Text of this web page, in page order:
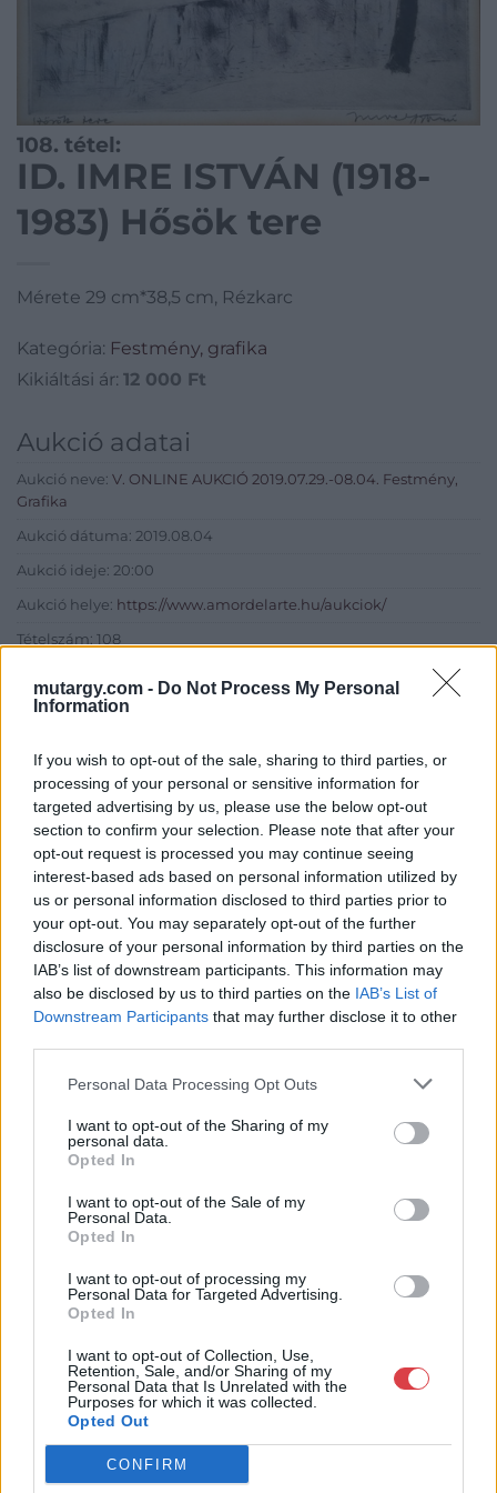
mutargy.com - Do Not Process My Personal
Information
If you wish to opt-out of the sale, sharing to third parties, or
processing of your personal or sensitive information for
targeted advertising by us, please use the below opt-out
section to confirm your selection. Please note that after your
opt-out request is processed you may continue seeing
interest-based ads based on personal information utilized by
us or personal information disclosed to third parties prior to
your opt-out. You may separately opt-out of the further
disclosure of your personal information by third parties on the
IAB’s list of downstream participants. This information may
also be disclosed by us to third parties on the IAB’s List of
Downstream Participants that may further disclose it to other
Personal Data Processing Opt Outs
I want to opt-out of the Sharing of my
personal data.
Opted In
I want to opt-out of the Sale of my
Personal Data.
Opted In
I want to opt-out of processing my
Personal Data for Targeted Advertising.
Opted In
I want to opt-out of Collection, Use,
Retention, Sale, and/or Sharing of my
Personal Data that Is Unrelated with the
Purposes for which it was collected.
Opted Out
CONFIRM
108. tétel:
ID. IMRE ISTVÁN (1918-
1983) Hősök tere
Mérete 29 cm*38,5 cm, Rézkarc
Kategória: Festmény, grafika
Kikiáltási ár: 12 000 Ft
Aukció adatai
Aukció neve: V. ONLINE AUKCIÓ 2019.07.29.-08.04. Festmény,
Grafika
Aukció dátuma: 2019.08.04
Aukció ideje: 20:00
Aukció helye: https://www.amordelarte.hu/aukciok/
Tételszám: 108
Eladó adatai
Aukciósház
Cím: Ráduly Zoltán
Amor Del Arte Kft.
Sopron
06202391066
9400
Telefon: 06202391066
Weboldal:
http://www.amordelarte.hu
Bemutatkozás: A cég főtevékenysége minden olyan
értékbecslésével és online aukciók szervezésével és
festmények, és egy online aukciós felület is, mely által bárki
számára lehetőség nyílik egy regisztráció után, hogy részt
vegyen a cég online aukcióin.
GALÉRIA TOVÁBBI MŰTÁRGYAI
KAPCSOLÓDÓ MŰTÁRGYAK